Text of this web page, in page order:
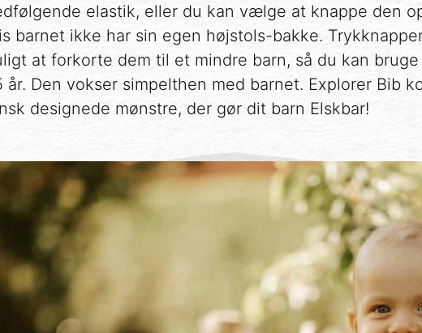
elastik, eller du kan vælge at knappe den
barnet ikke har sin egen højstols-bakke.
at forkorte dem til et mindre barn, så du kan
år. Den vokser simpelthen med barnet. Explorer Bib
designede mønstre, der gør dit barn Elskbar!